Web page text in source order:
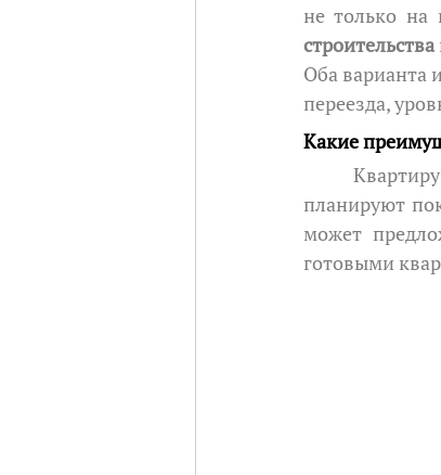
не только
строительства
Оба варианта
переезда,
Какие
планируют
может
готовыми